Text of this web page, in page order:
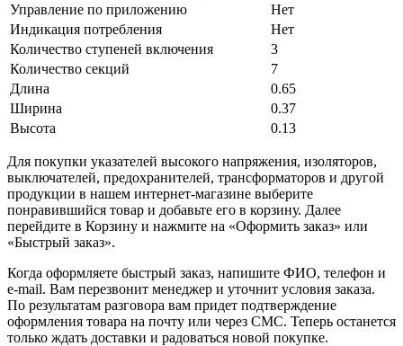
Управление по приложению
Нет
Индикация потребления
Нет
Количество ступеней включения
3
Количество секций
7
Длина
0.65
Ширина
0.37
Высота
0.13
Для покупки указателей высокого напряжения, изоляторов,
выключателей, предохранителей, трансформаторов и другой
продукции в нашем интернет-магазине выберите
понравившийся товар и добавьте его в корзину. Далее
перейдите в Корзину и нажмите на «Оформить заказ» или
«Быстрый заказ».
Когда оформляете быстрый заказ, напишите ФИО, телефон и
e-mail. Вам перезвонит менеджер и уточнит условия заказа.
По результатам разговора вам придет подтверждение
оформления товара на почту или через СМС. Теперь останется
только ждать доставки и радоваться новой покупке.